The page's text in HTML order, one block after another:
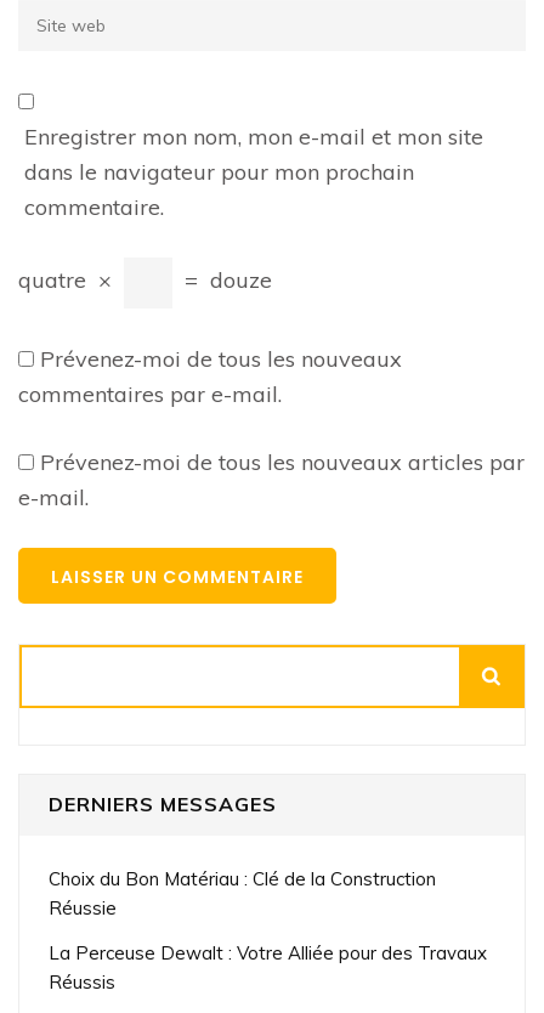
Site
Enregistrer mon nom, mon e-mail et mon site
dans le navigateur pour mon prochain
commentaire.
quatre × = douze
Prévenez-moi de tous les nouveaux
commentaires par e-mail.
Prévenez-moi de tous les nouveaux articles par
e-mail.
DERNIERS MESSAGES
Choix du Bon Matériau : Clé de la Construction
Réussie
La Perceuse Dewalt : Votre Alliée pour des Travaux
Réussis